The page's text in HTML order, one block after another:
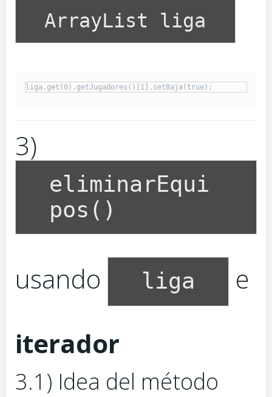
ArrayList liga
3)
eliminarEqui
pos()
usando liga
e
iterador
3.1) Idea del método